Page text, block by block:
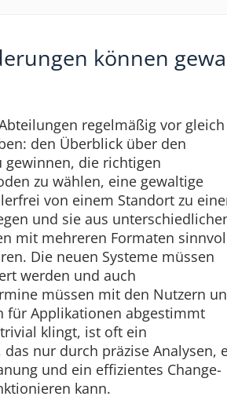
können
regelmäßig vor gleich
den Überblick über den
gewinnen, die richtigen
zu wählen, eine gewaltige
von einem Standort zu
und sie aus
mit mehreren Formaten
Die neuen Systeme müssen
werden und auch
müssen mit den Nutzern
für Applikationen abgestimmt
klingt, ist oft ein
nur durch präzise Analysen,
und ein effizientes Change-
kann.